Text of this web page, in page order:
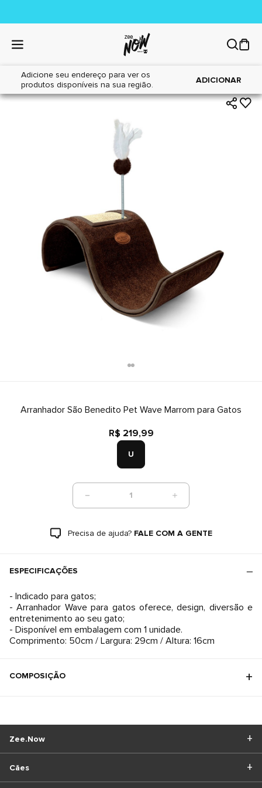
Adicione seu endereço para ver os
produtos disponíveis na sua região.
ADICIONAR
Home|Gatos|Brinquedos
Arranhador São Benedito Pet Wave Marrom para Gatos
R$ 219,99
U
1
Precisa de ajuda? FALE COM A GENTE
ESPECIFICAÇÕES
- Indicado para gatos;
- Arranhador Wave para gatos oferece, design, diversão e
entretenimento ao seu gato;
- Disponível em embalagem com 1 unidade.
Comprimento: 50cm / Largura: 29cm / Altura: 16cm
COMPOSIÇÃO
Cães
Zee.Now